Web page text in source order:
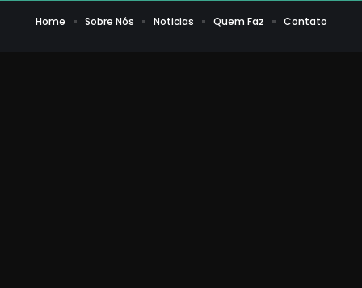
Home Sobre Nós Noticias Quem Faz Contato